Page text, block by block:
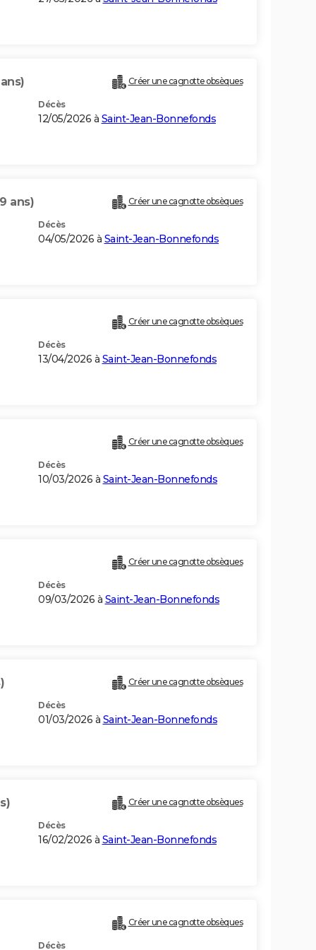
Créer une cagnotte obsèques
Décès
12/05/2026 à Saint-Jean-Bonnefonds
ans) Créer une cagnotte obsèques
Décès
04/05/2026 à Saint-Jean-Bonnefonds
Créer une cagnotte obsèques
Décès
13/04/2026 à Saint-Jean-Bonnefonds
Créer une cagnotte obsèques
Décès
10/03/2026 à Saint-Jean-Bonnefonds
Créer une cagnotte obsèques
Décès
09/03/2026 à Saint-Jean-Bonnefonds
Créer une cagnotte obsèques
Décès
01/03/2026 à Saint-Jean-Bonnefonds
Créer une cagnotte obsèques
Décès
16/02/2026 à Saint-Jean-Bonnefonds
Créer une cagnotte obsèques
Décès